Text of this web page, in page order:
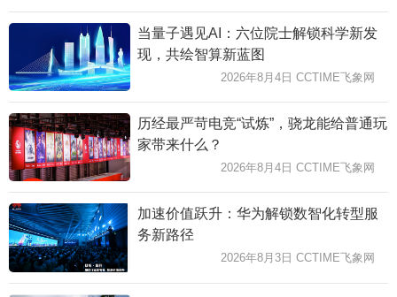
当量子遇见AI：六位院士解锁科学新发
现，共绘智算新蓝图
2026年8月4日 CCTIME飞象网
历经最严苛电竞“试炼”，骁龙能给普通玩
家带来什么？
2026年8月4日 CCTIME飞象网
加速价值跃升：华为解锁数智化转型服
务新路径
2026年8月3日 CCTIME飞象网